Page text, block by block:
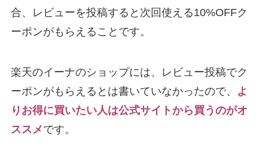
合、レビューを投稿すると次回使える10%OFFク
ーポンがもらえることです。
楽天のイーナのショップには、レビュー投稿でク
ーポンがもらえるとは書いていなかったので、
よ
りお得に買いたい人は公式サイトから買うのがオ
ススメです。